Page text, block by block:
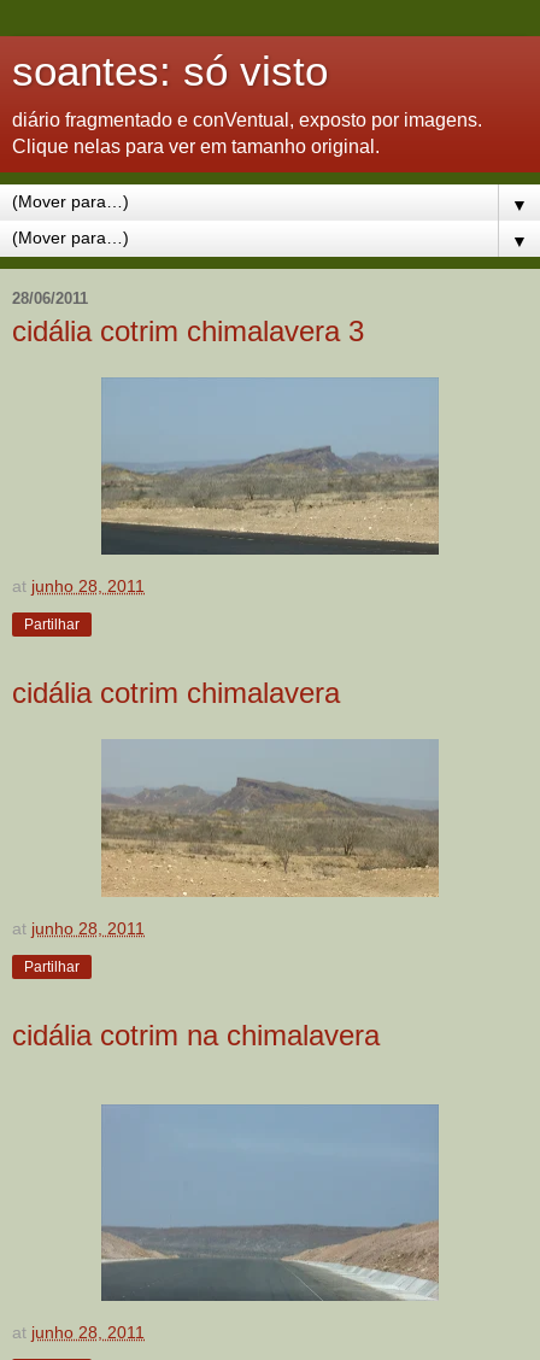
soantes: só visto
diário fragmentado e conVentual, exposto por imagens.
Clique nelas para ver em tamanho original.
▼
▼
28/06/2011
cidália cotrim chimalavera 3
at junho 28, 2011
Partilhar
cidália cotrim chimalavera
at junho 28, 2011
Partilhar
cidália cotrim na chimalavera
at junho 28, 2011